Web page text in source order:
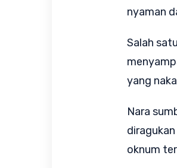
nyaman
Salah
yang
Nara
oknum